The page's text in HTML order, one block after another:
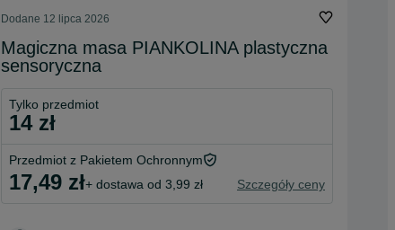
Dodane 12 lipca 2026
Magiczna masa PIANKOLINA plastyczna
sensoryczna
Tylko przedmiot
14 zł
Przedmiot z Pakietem Ochronnym
17,49 zł+ dostawa od 3,99 zł Szczegóły ceny